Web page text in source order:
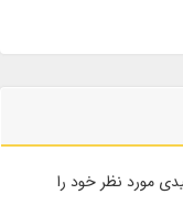
مورد نظر خود را